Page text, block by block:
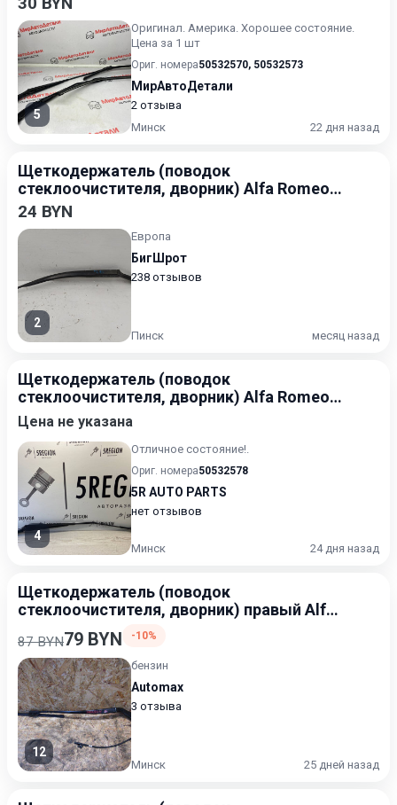
5
Оригинал. Америка. Хорошее состояние.
Цена за 1 шт
Ориг. номера50532570, 50532573
МирАвтоДетали
2 отзыва
Минск
22 дня назад
Щеткодержатель (поводок
стеклоочистителя, дворник) Alfa Romeo
147 2000-2004
24 BYN
2
Европа
БигШрот
238 отзывов
Пинск месяц назад
Щеткодержатель (поводок
стеклоочистителя, дворник) Alfa Romeo
Giulia 2 2015-2020
Цена не указана
4
Отличное состояние!.
Ориг. номера50532578
5R AUTO PARTS
нет отзывов
Минск 24 дня назад
Щеткодержатель (поводок
стеклоочистителя, дворник) правый Alfa
Romeo Stelvio 2016-2020 2.0
87 BYN79 BYN -10%
12
бензин
Automax
3 отзыва
Минск 25 дней назад